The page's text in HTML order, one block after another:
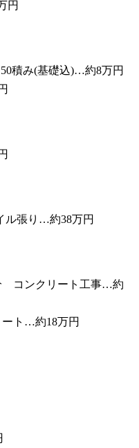
円
み(基礎込)…約8万円
張り…約38万円
ンクリート工事…約
ト…約18万円